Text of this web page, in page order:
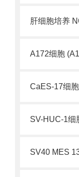
A172细胞
CaES-17细